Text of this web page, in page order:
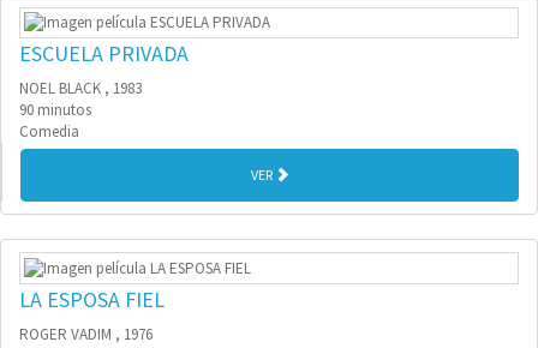
ESCUELA PRIVADA
NOEL BLACK , 1983
90 minutos
Comedia
VER
LA ESPOSA FIEL
ROGER VADIM , 1976